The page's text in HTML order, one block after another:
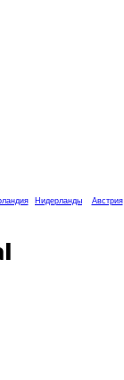
Нидерланды Австрия